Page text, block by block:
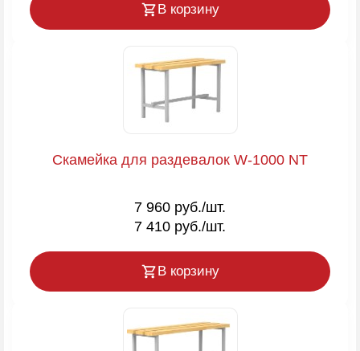
В корзину
Скамейка для раздевалок W-1000 NT
7 960 руб./шт.
7 410 руб./шт.
В корзину